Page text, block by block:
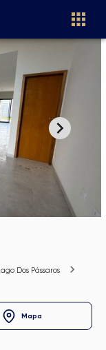
Dos Pássaros
Mapa